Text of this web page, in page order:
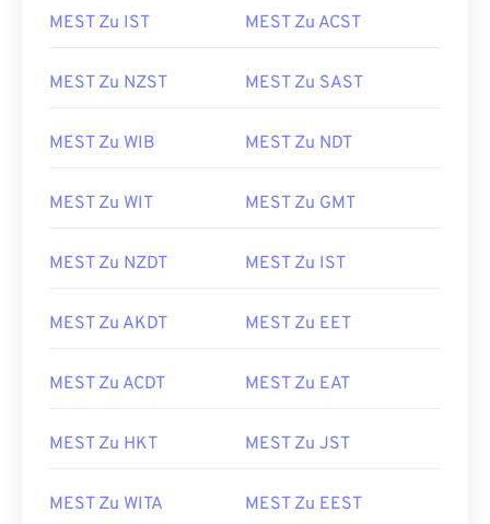
MEST Zu IST MEST Zu ACST
MEST Zu NZST MEST Zu SAST
MEST Zu WIB MEST Zu NDT
MEST Zu WIT MEST Zu GMT
MEST Zu NZDT MEST Zu IST
MEST Zu AKDT MEST Zu EET
MEST Zu ACDT MEST Zu EAT
MEST Zu HKT MEST Zu JST
MEST Zu WITA MEST Zu EEST